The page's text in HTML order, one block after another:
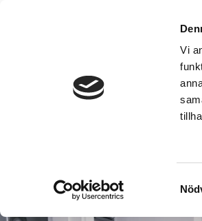
Vi
Mejla: